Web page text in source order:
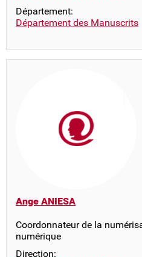
Département:
Département des Manuscrits
Ange ANIESA
Coordonnateur de la
numérique
Direction: